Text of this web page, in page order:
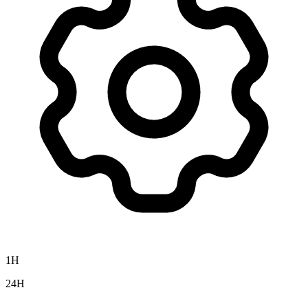
1H
24H